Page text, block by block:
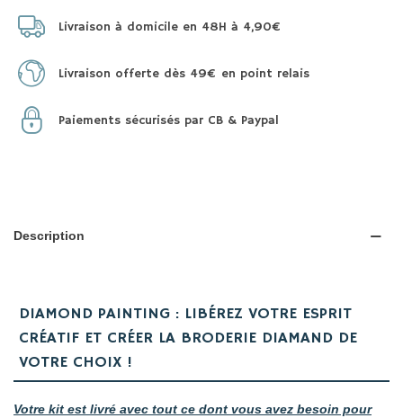
Livraison à domicile en 48H à 4,90€
Livraison offerte dès 49€ en point relais
Paiements sécurisés par CB & Paypal
Description
DIAMOND PAINTING : LIBÉREZ VOTRE ESPRIT
CRÉATIF ET CRÉER LA BRODERIE DIAMAND DE
VOTRE CHOIX !
Votre kit est livré avec tout ce dont vous avez besoin pour